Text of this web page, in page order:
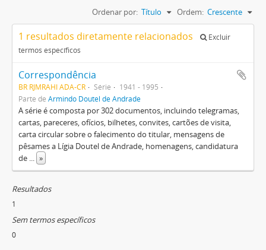
Ordenar por: Título Ordem: Crescente
1 resultados diretamente relacionados
Excluir
termos específicos
Correspondência
BR RJMRAHI ADA-CR Série
1941 - 1995
Parte de Armindo Doutel de Andrade
A série é composta por 302 documentos, incluindo telegramas,
cartas, pareceres, ofícios, bilhetes, convites, cartões de visita,
carta circular sobre o falecimento do titular, mensagens de
pêsames a Lígia Doutel de Andrade, homenagens, candidatura
de ... »
Resultados
1
Sem termos específicos
0